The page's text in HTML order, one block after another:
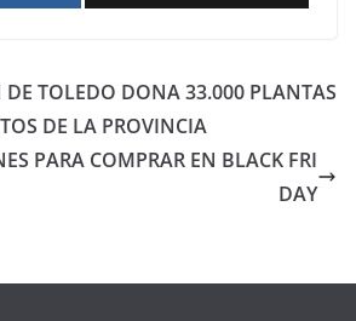
TOLEDO DONA 33.000 PLANTAS
DE LA PROVINCIA
PARA COMPRAR EN BLACK FRI
DAY